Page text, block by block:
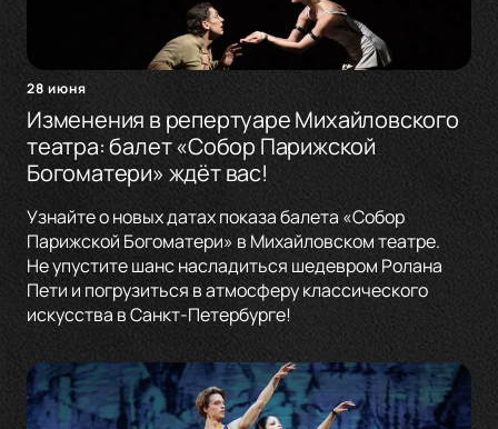
28 июня
Изменения в репертуаре Михайловского
театра: балет «Собор Парижской
Богоматери» ждёт вас!
Узнайте о новых датах показа балета «Собор
Парижской Богоматери» в Михайловском театре.
Не упустите шанс насладиться шедевром Ролана
Пети и погрузиться в атмосферу классического
искусства в Санкт-Петербурге!